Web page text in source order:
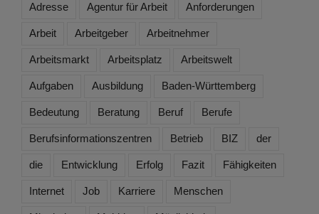
Adresse Agentur für Arbeit Anforderungen
Arbeit Arbeitgeber Arbeitnehmer
Arbeitsmarkt Arbeitsplatz Arbeitswelt
Aufgaben Ausbildung Baden-Württemberg
Bedeutung Beratung Beruf Berufe
Berufsinformationszentren Betrieb BIZ der
die Entwicklung Erfolg Fazit Fähigkeiten
Internet Job Karriere Menschen